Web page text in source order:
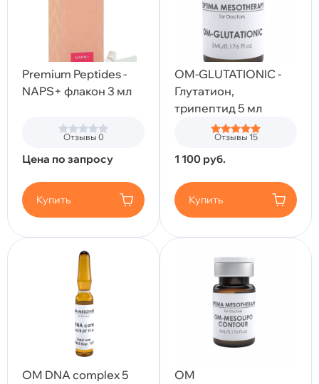
Premium Peptides -
NAPS+ флакон 3 мл
Отзывы 0
Цена по запросу
Купить
OM-GLUTATIONIC -
Глутатион,
трипептид 5 мл
Отзывы 15
1 100 руб.
Купить
OM DNA complex 5
OM